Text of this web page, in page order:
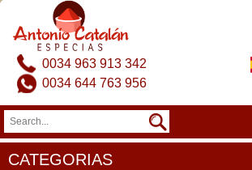
0034 963 913 342
0034 644 763 956
CATEGORIAS